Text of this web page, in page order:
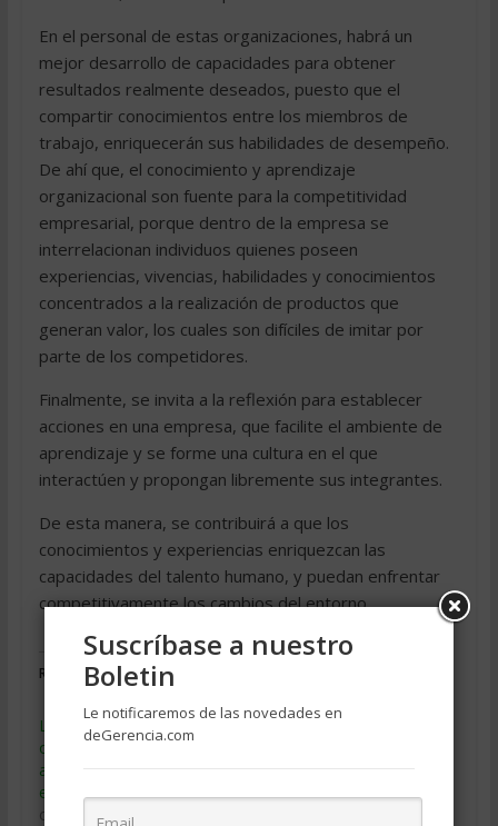
En el personal de estas organizaciones, habrá un
mejor desarrollo de capacidades para obtener
resultados realmente deseados, puesto que el
compartir conocimientos entre los miembros de
trabajo, enriquecerán sus habilidades de desempeño.
De ahí que, el conocimiento y aprendizaje
organizacional son fuente para la competitividad
empresarial, porque dentro de la empresa se
interrelacionan individuos quienes poseen
experiencias, vivencias, habilidades y conocimientos
concentrados a la realización de productos que
generan valor, los cuales son difíciles de imitar por
parte de los competidores.
Finalmente, se invita a la reflexión para establecer
acciones en una empresa, que facilite el ambiente de
aprendizaje y se forme una cultura en el que
interactúen y propongan libremente sus integrantes.
De esta manera, se contribuirá a que los
conocimientos y experiencias enriquezcan las
capacidades del talento humano, y puedan enfrentar
competitivamente los cambios del entorno.
Relacionado
La cultura y clima
organizacional orientadas
al aprendizaje en una
empresa competitiva
octubre 19, 2015
Dos procesos a
diciembre 5, 2014
Suscríbase a nuestro
Boletin
Le notificaremos de las novedades en
deGerencia.com